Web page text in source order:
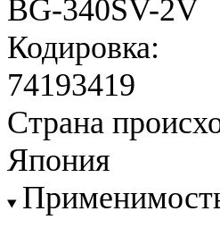
BG-340SV-2V
Кодировка:
74193419
Страна
Япония